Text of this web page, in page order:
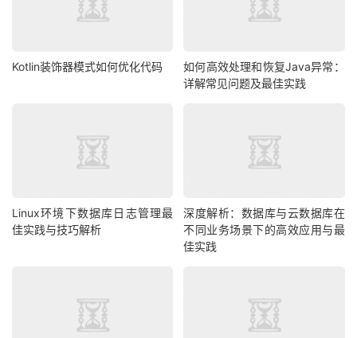
Kotlin装饰器模式如何优化代码
如何高效处理和恢复Java异常：
详解常见问题及最佳实践
Linux环境下数据库日志管理最
佳实践与技巧解析
深度解析：数据库与云数据库在
不同业务场景下的高效应用与最
佳实践